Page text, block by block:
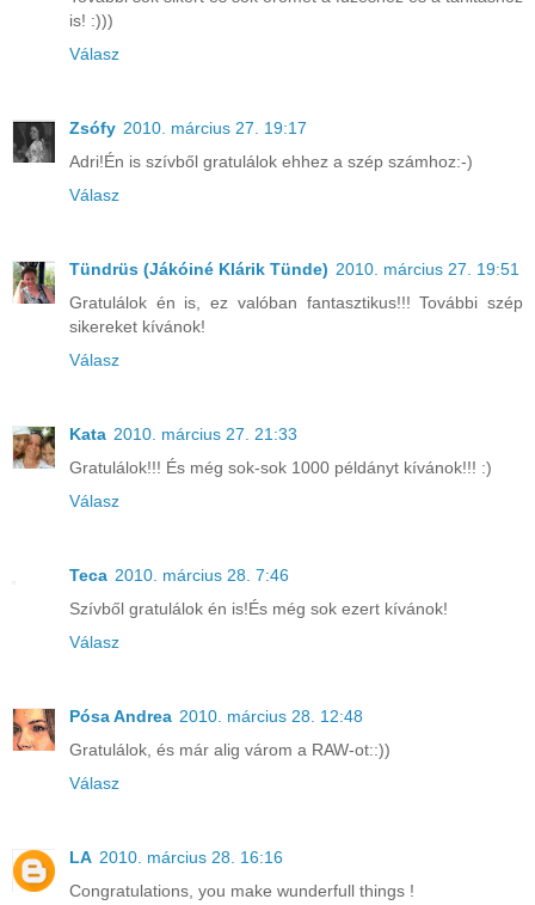
is! :)))
Válasz
Zsófy 2010. március 27. 19:17
Adri!Én is szívből gratulálok ehhez a szép számhoz:-)
Válasz
Tündrüs (Jákóiné Klárik Tünde) 2010. március 27. 19:51
Gratulálok én is, ez valóban fantasztikus!!! További szép
sikereket kívánok!
Válasz
Kata 2010. március 27. 21:33
Gratulálok!!! És még sok-sok 1000 példányt kívánok!!! :)
Válasz
Teca 2010. március 28. 7:46
Szívből gratulálok én is!És még sok ezert kívánok!
Válasz
Pósa Andrea 2010. március 28. 12:48
Gratulálok, és már alig várom a RAW-ot::))
Válasz
LA 2010. március 28. 16:16
Congratulations, you make wunderfull things !